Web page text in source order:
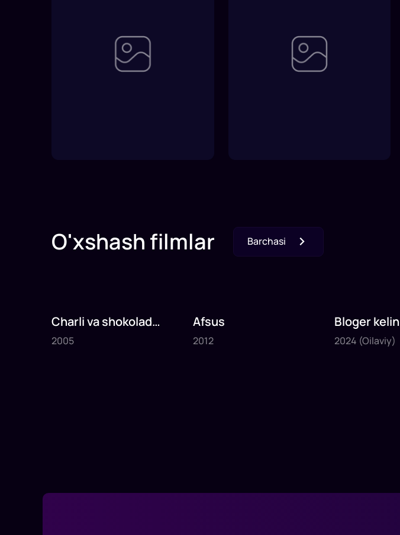
O'xshash filmlar Barchasi
2005
1x75
Charli va shokolad
fabrikasi
2005
2012
1x80
Afsus
2012
2024
1x35daq.
Bloger kelin
2024 (Oilaviy)